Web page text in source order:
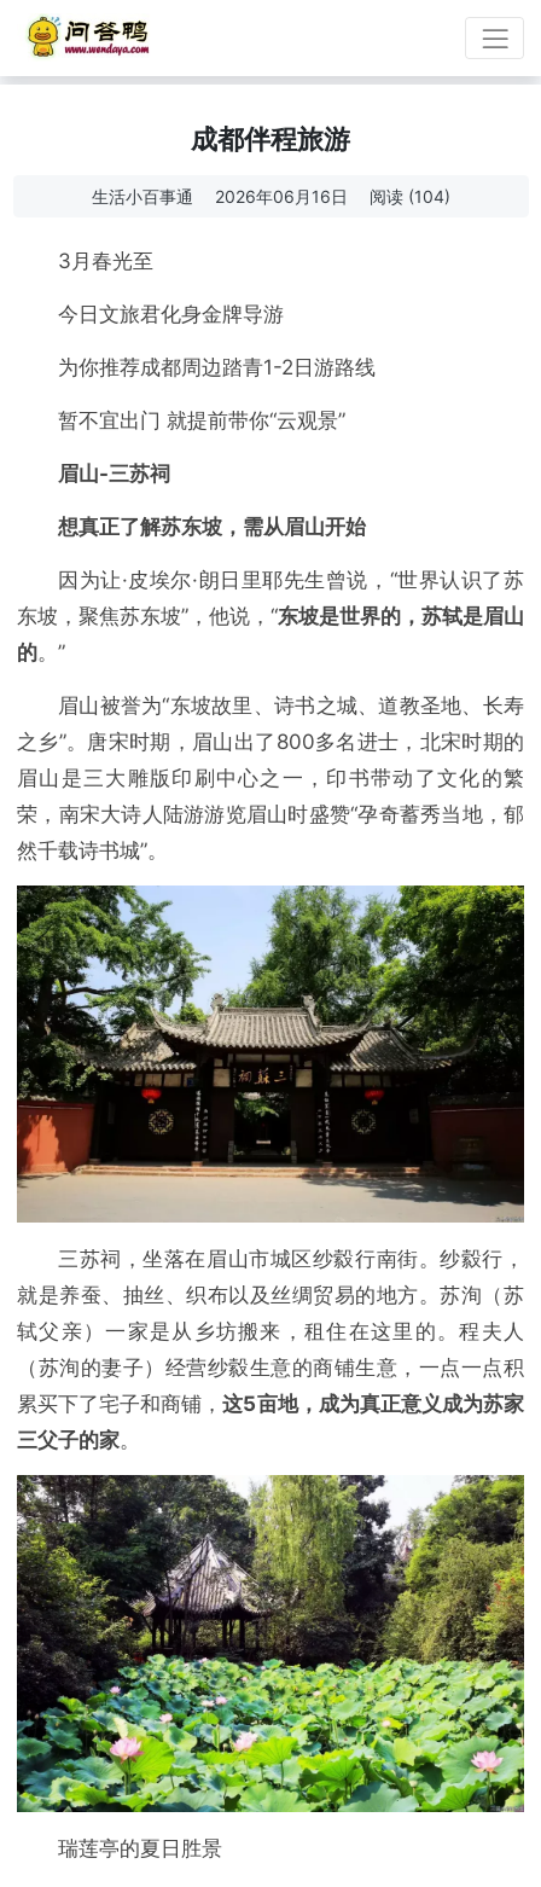
成都伴程旅游
生活小百事通 2026年06月16日 阅读 (104)
3月春光至
今日文旅君化身金牌导游
为你推荐成都周边踏青1-2日游路线
暂不宜出门 就提前带你“云观景”
眉山-三苏祠
想真正了解苏东坡，需从眉山开始
因为让·皮埃尔·朗日里耶先生曾说，“世界认识了苏
东坡，聚焦苏东坡”，他说，“东坡是世界的，苏轼是眉山
的。”
眉山被誉为“东坡故里、诗书之城、道教圣地、长寿
之乡”。唐宋时期，眉山出了800多名进士，北宋时期的
眉山是三大雕版印刷中心之一，印书带动了文化的繁
荣，南宋大诗人陆游游览眉山时盛赞“孕奇蓄秀当地，郁
然千载诗书城”。
三苏祠，坐落在眉山市城区纱縠行南街。纱縠行，
就是养蚕、抽丝、织布以及丝绸贸易的地方。苏洵（苏
轼父亲）一家是从乡坊搬来，租住在这里的。程夫人
（苏洵的妻子）经营纱縠生意的商铺生意，一点一点积
累买下了宅子和商铺，这5亩地，成为真正意义成为苏家
三父子的家。
瑞莲亭的夏日胜景